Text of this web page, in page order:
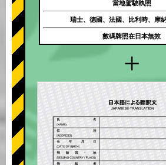
+
當地駕駛執照
瑞士、德國、法國、比利時、摩
數碼牌照在日本無效